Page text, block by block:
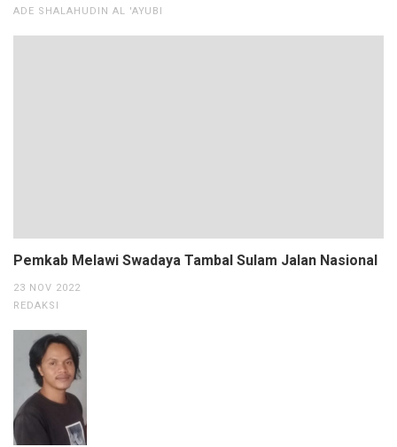
ADE SHALAHUDIN AL 'AYUBI
Pemkab Melawi Swadaya Tambal Sulam Jalan Nasional
23 NOV 2022
REDAKSI